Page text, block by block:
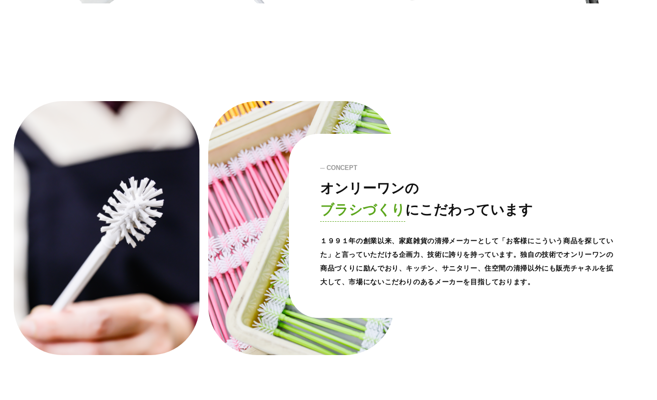
─ CONCEPT
オンリーワンの
ブラシづくり にこだわっています
１９９１年の創業以来、家庭雑貨の清掃メーカーとして「お客様にこういう商品を探してい
た」と言っていただける企画力、技術に誇りを持っています。独自の技術でオンリーワンの
商品づくりに励んでおり、キッチン、サニタリー、住空間の清掃以外にも販売チャネルを拡
大して、市場にないこだわりのあるメーカーを目指しております。